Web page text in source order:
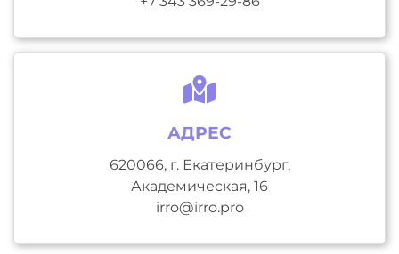
АДРЕС
620066, г. Екатеринбург,
Академическая, 16
irro@irro.pro